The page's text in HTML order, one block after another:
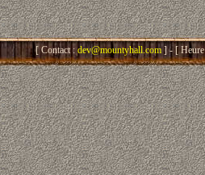
[ Contact : dev@mountyhall.com] - [ Heure